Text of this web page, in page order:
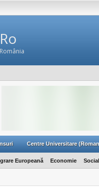
Centre Universitare
Europeană Economie Social